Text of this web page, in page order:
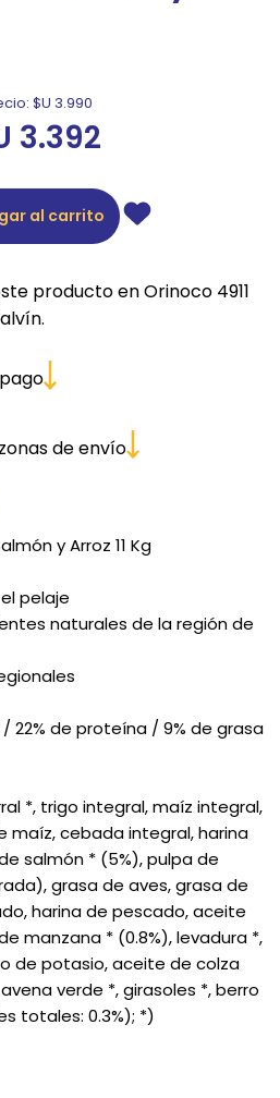
$U 3.990
3.392
al carrito
producto en Orinoco 4911
de envío
y Arroz 11 Kg
pelaje
naturales de la región de
22% de proteína / 9% de grasa
*, trigo integral, maíz integral,
maíz, cebada integral, harina
salmón * (5%), pulpa de
grasa de aves, grasa de
harina de pescado, aceite
manzana * (0.8%), levadura *,
de potasio, aceite de colza
verde *, girasoles *, berro
totales: 0.3%); *)